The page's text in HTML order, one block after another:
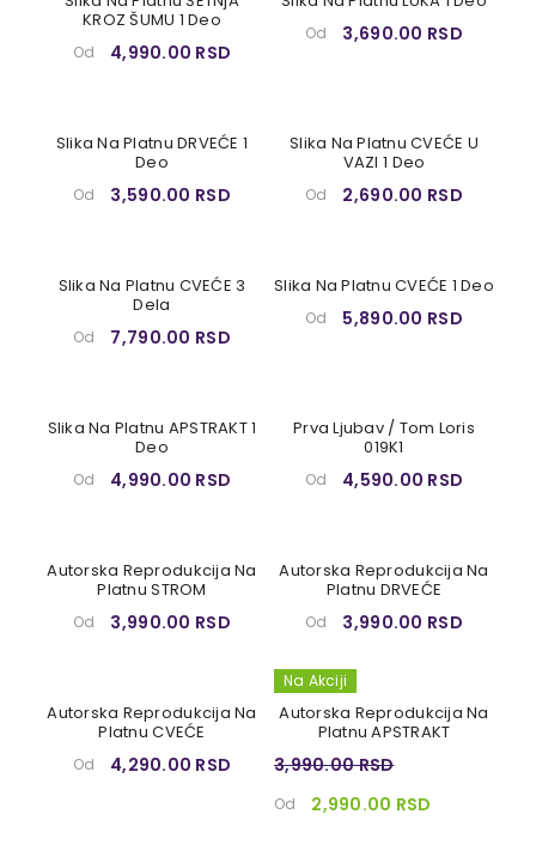
KROZ ŠUMU 1 Deo
Od 4,990.00 RSD
Od 3,690.00 RSD
Slika Na Platnu DRVEĆE 1
Deo
Od 3,590.00 RSD
Slika Na Platnu CVEĆE U
VAZI 1 Deo
Od 2,690.00 RSD
Slika Na Platnu CVEĆE 3
Dela
Od 7,790.00 RSD
Slika Na Platnu CVEĆE 1 Deo
Od 5,890.00 RSD
Slika Na Platnu APSTRAKT 1
Deo
Od 4,990.00 RSD
Prva Ljubav / Tom Loris
019K1
Od 4,590.00 RSD
Autorska Reprodukcija Na
Platnu STROM
Od 3,990.00 RSD
Autorska Reprodukcija Na
Platnu DRVEĆE
Od 3,990.00 RSD
Autorska Reprodukcija Na
Platnu CVEĆE
Od 4,290.00 RSD
Na Akciji
Autorska Reprodukcija Na
Platnu APSTRAKT
3,990.00 RSD
Od 2,990.00 RSD